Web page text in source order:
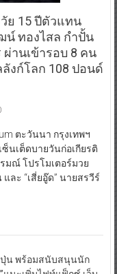
ย 15 ปีตัวแทน
ทองไสล กำปั้น
านเข้ารอบ 8 คน
งก์โลก 108 ปอนด์
ตะวันนา กรุงเทพฯ
ซ็นเต็ดบายวันก่อเกียรติ
มณ์ โปรโมเตอร์มวย
ละ “เสี่ยอู๊ด” นายสรวีร์
น พร้อมสนับสนุนนัก